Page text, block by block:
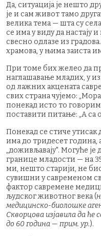
Да, ситуација је нешто
је и сам живот тамо
велика тема — шта су
се има у виду да настају
свесно одлазе из
храмова, у њима заиста
При томе бих желео да
наглашавање младих, у
од лажних акцената
свих страна чујемо:
понекад исто то
поставити питање: „А са
Понекад се стиче утисак
има до тридесет година,
„доживљавају". Могуће је
границе младости — на
ми, нешто старији, не
сувишни у савременом
фактор савремене
људског животног века (
медицинско-биолошке
Скворцова изјавила да
до 60 година — прим. ур.).